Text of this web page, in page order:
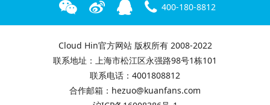
400-180-8812
Cloud Hin官方网站 版权所有 2008-2022
联系地址：上海市松江区永强路98号1栋101
联系电话：4001808812
合作邮箱：hezuo@kuanfans.com